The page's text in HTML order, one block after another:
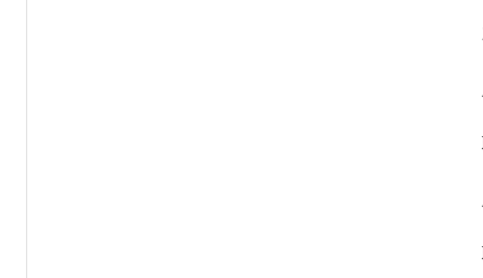
2.
上
联
上
联